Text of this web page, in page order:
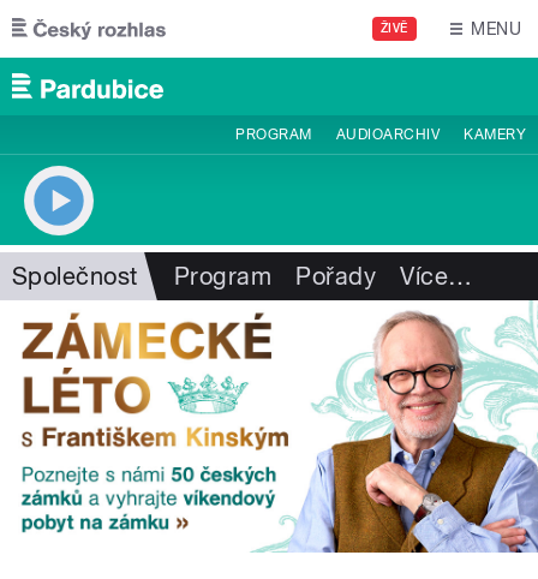
Přejít k hlavnímu obsahu
ŽIVĚ MENU
PROGRAM AUDIOARCHIV KAMERY
Společnost Program Pořady Více…